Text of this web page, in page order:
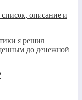
описание и
я решил
до денежной